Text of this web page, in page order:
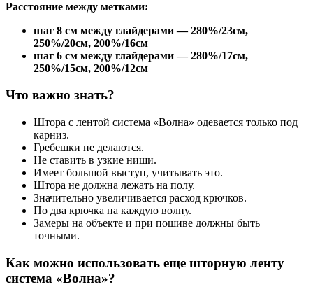
Расстояние между метками:
шаг 8 см между глайдерами — 280%/23см,
250%/20см, 200%/16см
шаг 6 см между глайдерами — 280%/17см,
250%/15см, 200%/12см
Что важно знать?
Штора с лентой система «Волна» одевается только под
карниз.
Гребешки не делаются.
Не ставить в узкие ниши.
Имеет большой выступ, учитывать это.
Штора не должна лежать на полу.
Значительно увеличивается расход крючков.
По два крючка на каждую волну.
Замеры на объекте и при пошиве должны быть
точными.
Как можно использовать еще шторную ленту
система «Волна»?